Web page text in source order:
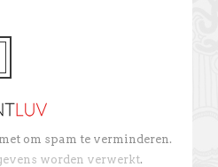
om spam te verminderen.
worden verwerkt.